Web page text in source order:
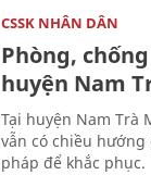
CSSK NHÂN DÂN
Phòng,
huyện Nam
Tại huyện Nam Trà
vẫn có chiều
pháp để khắc phục.